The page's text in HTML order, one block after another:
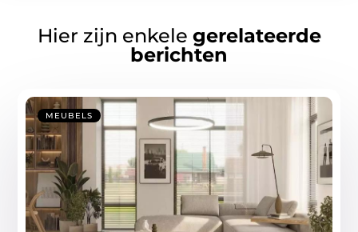
Hier zijn enkele gerelateerde
berichten
MEUBELS